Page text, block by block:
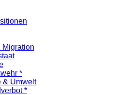
Migration
*
& Umwelt
*